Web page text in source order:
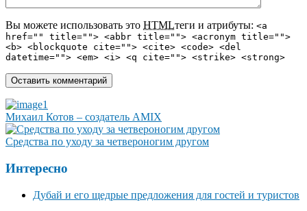
Вы можете использовать это HTMLтеги и атрибуты: <a
href="" title=""> <abbr title=""> <acronym title="">
<b> <blockquote cite=""> <cite> <code> <del
datetime=""> <em> <i> <q cite=""> <strike> <strong>
Михаил Котов – создатель AMIX
Средства по уходу за четвероногим другом
Интересно
Дубай и его щедрые предложения для гостей и туристов